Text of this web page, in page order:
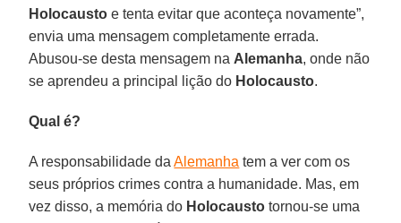
Holocausto e tenta evitar que aconteça novamente”,
envia uma mensagem completamente errada.
Abusou-se desta mensagem na Alemanha, onde não
se aprendeu a principal lição do Holocausto.
Qual é?
A responsabilidade daAlemanha tem a ver com os
seus próprios crimes contra a humanidade. Mas, em
vez disso, a memória do Holocausto tornou-se uma